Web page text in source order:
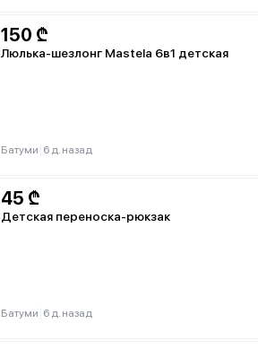
150 ₾
Люлька-шезлонг Mastela 6в1 детская
Батуми 6 д. назад
45 ₾
Детская переноска-рюкзак
Батуми 6 д. назад